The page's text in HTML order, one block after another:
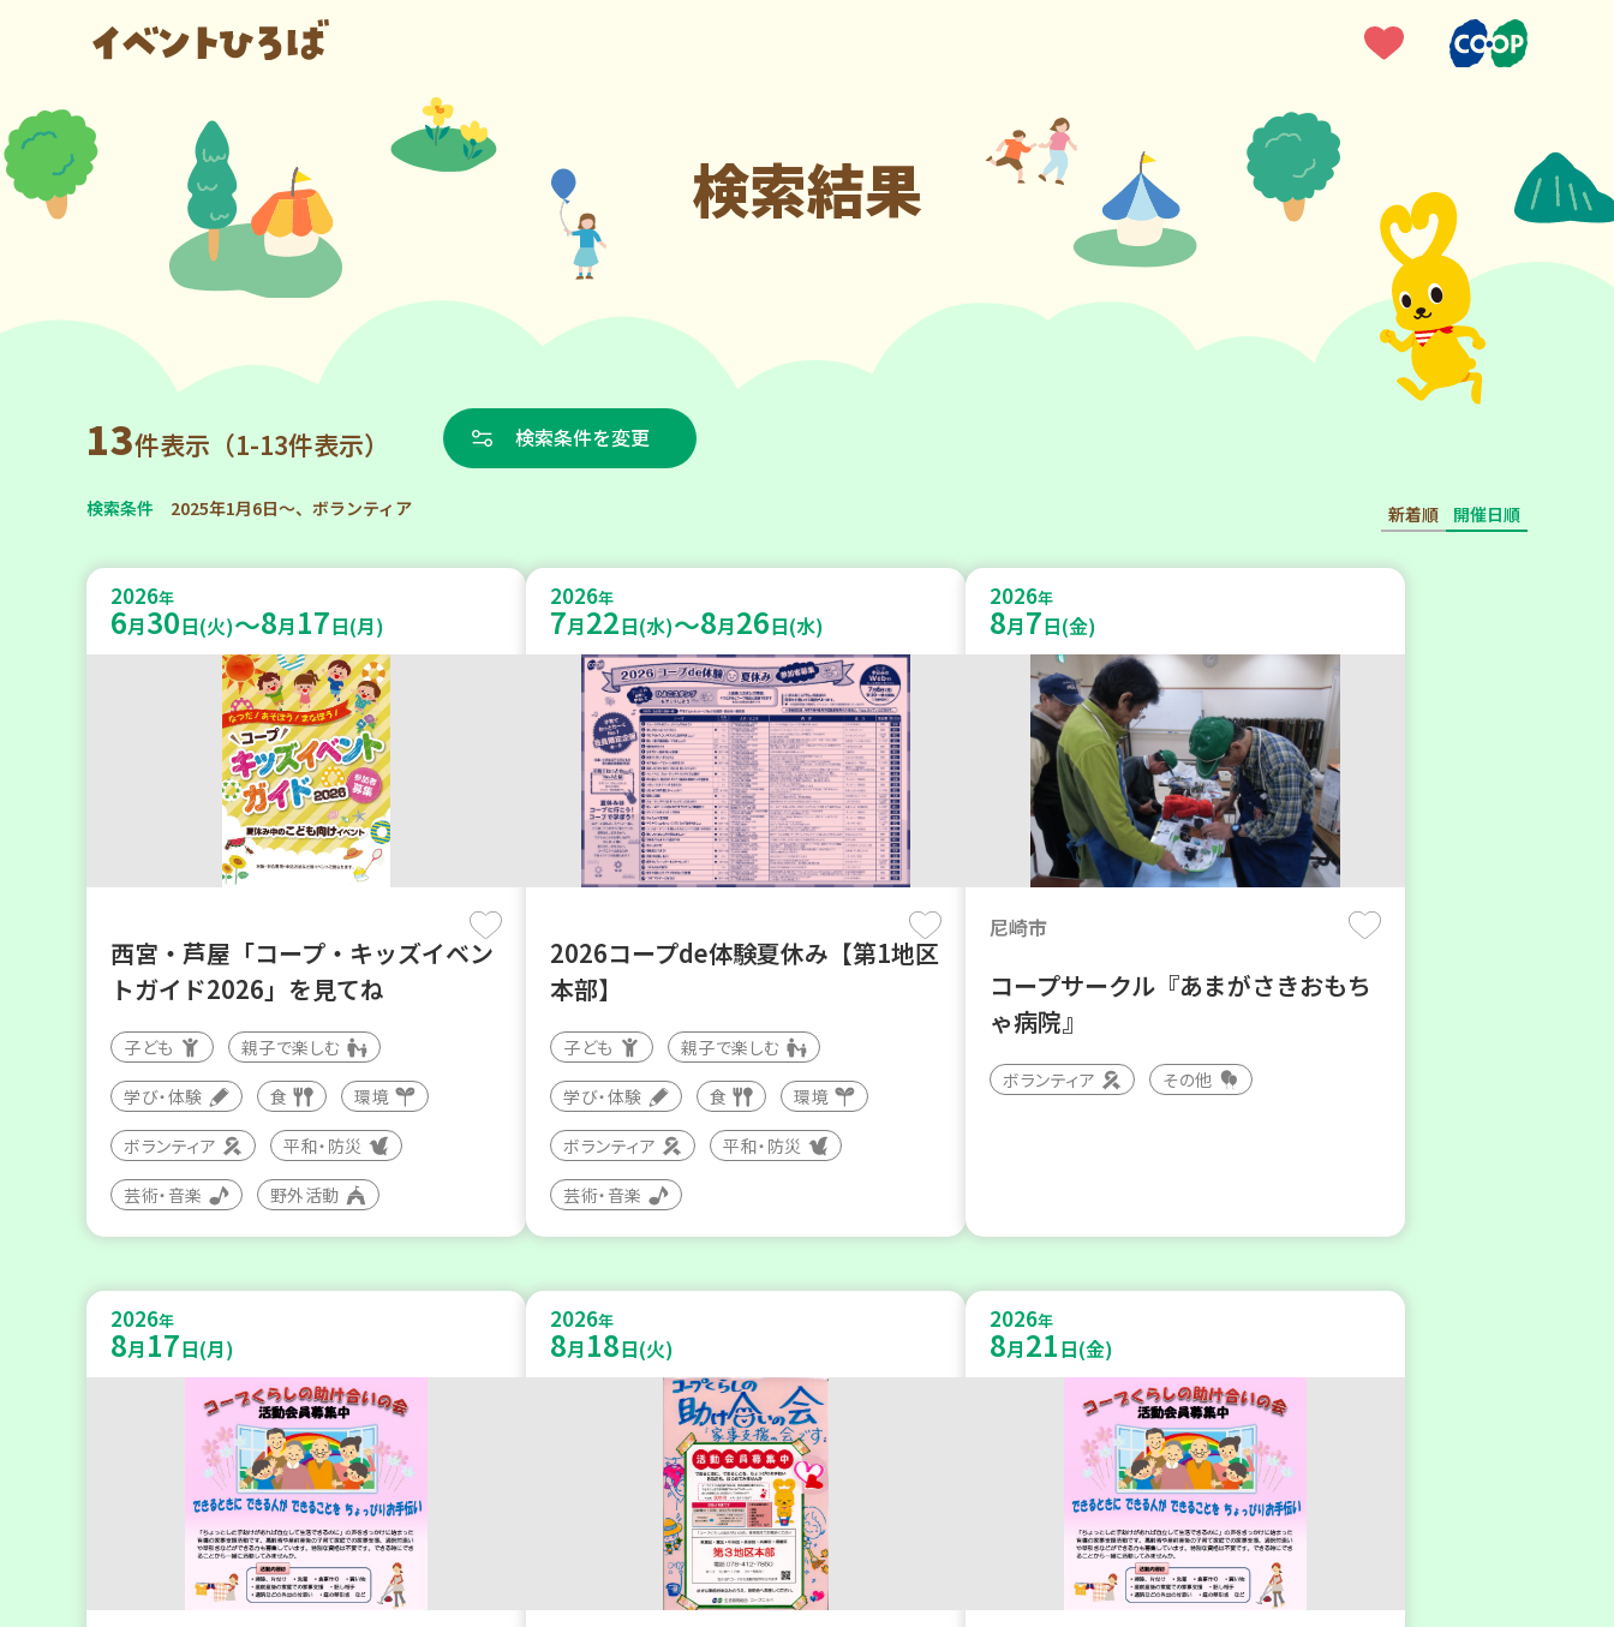
検索結果
13件表示（1-13件表示） 検索条件を変更
検索条件 2025年1月6日～、ボランティア 新着順 開催日順
2026年
6月30日(火)～8月 17日(月)
西宮・芦屋「コープ・キッズイベン
トガイド2026」を見てね
子ども 親子で楽しむ
学び・体験 食 環境
ボランティア 平和・防災
芸術・音楽 野外活動
2026年
7月22日(水)～8月26日(水)
2026コープde体験夏休み【第1地区
本部】
子ども 親子で楽しむ
学び・体験 食 環境
ボランティア 平和・防災
芸術・音楽
2026年
8月7日(金)
尼崎市
コープサークル『あまがさきおもち
ゃ病院』
ボランティア その他
2026年
8月 17日(月)
2026年
8月 18日(火)
2026年
8月21日(金)